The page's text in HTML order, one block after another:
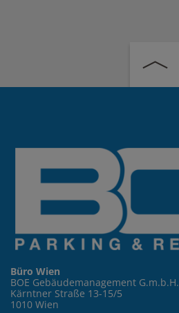
Büro Wien
BOE Gebäudemanagement G.m.b.H.
Kärntner Straße 13-15/5
1010 Wien